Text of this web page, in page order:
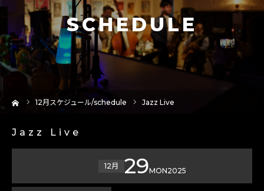
SCHEDULE
12月スケジュール/schedule Jazz Live
Jazz Live
12月 29MON2025